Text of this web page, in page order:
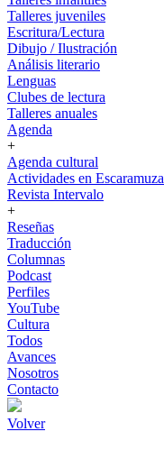
Talleres juveniles
Escritura/Lectura
Dibujo / Ilustración
Análisis literario
Lenguas
Clubes de lectura
Talleres anuales
Agenda
+
Agenda cultural
Actividades en Escaramuza
Revista Intervalo
+
Reseñas
Traducción
Columnas
Podcast
Perfiles
YouTube
Cultura
Todos
Avances
Nosotros
Contacto
Volver